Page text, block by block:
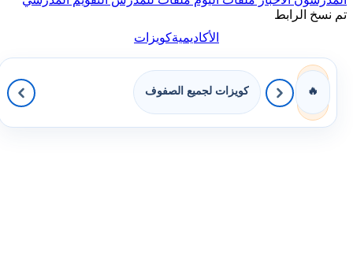
تم نسخ الرابط
الأكاديميةكويزات
🔥 كويزات لجميع الصفوف